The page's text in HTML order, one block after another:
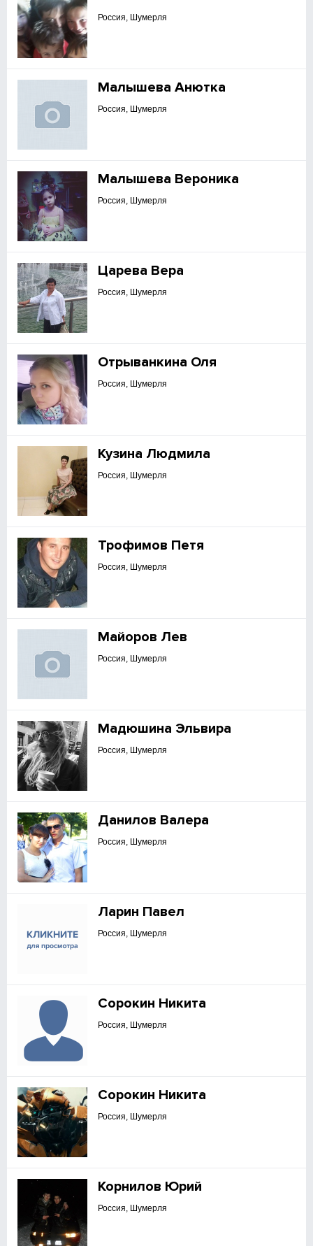
Россия, Шумерля
Малышева Анютка
Россия, Шумерля
Малышева Вероника
Россия, Шумерля
Царева Вера
Россия, Шумерля
Отрыванкина Оля
Россия, Шумерля
Кузина Людмила
Россия, Шумерля
Трофимов Петя
Россия, Шумерля
Майоров Лев
Россия, Шумерля
Мадюшина Эльвира
Россия, Шумерля
Данилов Валера
Россия, Шумерля
Ларин Павел
Россия, Шумерля
Сорокин Никита
Россия, Шумерля
Сорокин Никита
Россия, Шумерля
Корнилов Юрий
Россия, Шумерля